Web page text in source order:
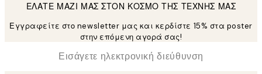
ΕΛΑΤΕ ΜΑΖΙ ΜΑΣ ΣΤΟΝ ΚΟΣΜΟ ΤΗΣ ΤΕΧΝΗΣ ΜΑΣ
Εγγραφείτε στο newsletter μας και κερδίστε 15% στα poster
στην επόμενη αγορά σας!
Ηλεκτρονική Διεύθυνση